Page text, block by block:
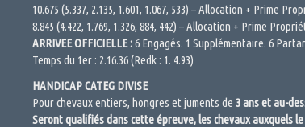
10.675 (5.337, 2.135, 1.601, 1.067, 533) – Allocation + Prime
8.845 (4.422, 1.769, 1.326, 884, 442) – Allocation + Prime
ARRIVEE OFFICIELLE :6 Engagés. 1 Supplémentaire. 6
Temps du 1er : 2.16.36 (Redk : 1. 4.93)
HANDICAP CATEG DIVISE
Pour chevaux entiers, hongres et juments de 3 ans et au-
Seront qualifiés dans cette épreuve, les chevaux auxquels